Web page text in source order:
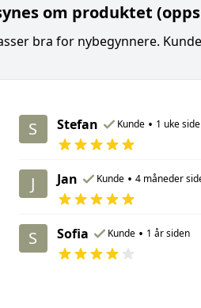
om produktet
bra for nybegynnere.
S Stefan Kunde • 1 uke
J Jan Kunde • 4 måneder
S Sofia Kunde • 1 år siden